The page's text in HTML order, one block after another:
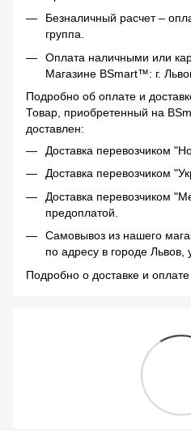
Безналичный расчет –
группа.
Оплата наличными или
Магазине BSmart™: г.
Подробно об оплате и
Товар, приобретенный на
доставлен:
Доставка перевозчиком
Доставка перевозчиком
Доставка перевозчиком
предоплатой.
Самовывоз из нашего
по адресу в городе
Подробно о доставке и оплате